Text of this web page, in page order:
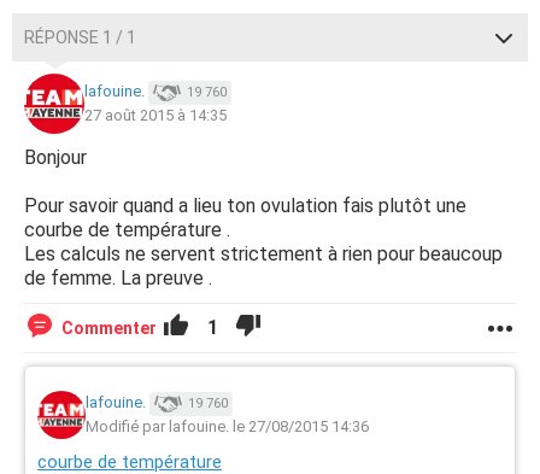
RÉPONSE 1 / 1
lafouine. 19 760
27 août 2015 à 14:35
Bonjour
Pour savoir quand a lieu ton ovulation fais plutôt une
courbe de température .
Les calculs ne servent strictement à rien pour beaucoup
de femme. La preuve .
Commenter 1
lafouine. 19 760
Modifié par lafouine. le 27/08/2015 14:36
courbe de température